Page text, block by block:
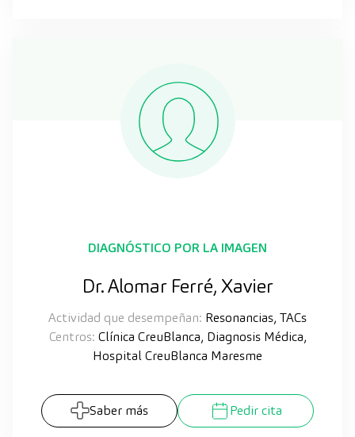
DIAGNÓSTICO POR LA IMAGEN
Dr. Alomar Ferré, Xavier
Actividad que desempeñan: Resonancias, TACs
Centros: Clínica CreuBlanca, Diagnosis Médica,
Hospital CreuBlanca Maresme
Saber más Pedir cita